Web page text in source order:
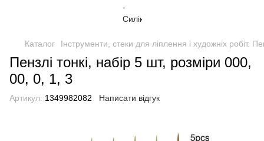
Каталог Інструменти, стеки для ліплення і художніх робіт.
Пензлі тонкі, набір 5 шт, розміри 000,
00, 0, 1, 3
Артикул: 1349982082 Написати відгук